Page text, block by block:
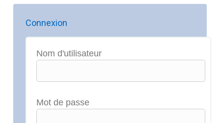
Connexion
Nom d'utilisateur
Mot de passe